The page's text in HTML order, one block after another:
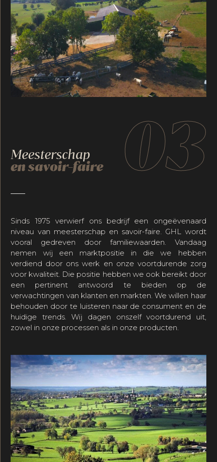
03
Meesterschap
en savoir-faire
Sinds 1975 verwierf ons bedrijf een ongeëvenaard
niveau van meesterschap en savoir-faire. GHL wordt
vooral gedreven door familiewaarden. Vandaag
nemen wij een marktpositie in die we hebben
verdiend door ons werk en onze voortdurende zorg
voor kwaliteit. Die positie hebben we ook bereikt door
een pertinent antwoord te bieden op de
verwachtingen van klanten en markten. We willen haar
behouden door te luisteren naar de consument en de
huidige trends. Wij dagen onszelf voortdurend uit,
zowel in onze processen als in onze producten.